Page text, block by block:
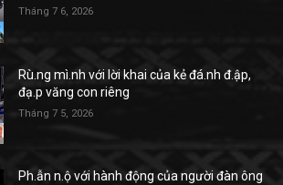
Tháng 7 6, 2026
Rù.ng mì.nh với lời khai của kẻ đá.nh đ.ập,
đạ.p văng con riêng
Tháng 7 5, 2026
Ph.ẫn n.ộ với hành động của người đàn ông